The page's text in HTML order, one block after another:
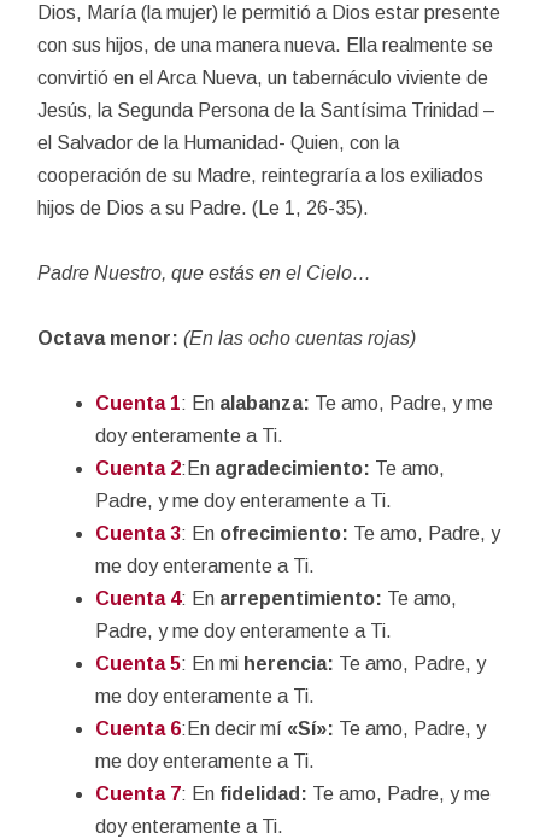
Dios, María (la mujer) le permitió a Dios estar presente
con sus hijos, de una manera nueva. Ella realmente se
convirtió en el Arca Nueva, un tabernáculo viviente de
Jesús, la Segunda Persona de la Santísima Trinidad –
el Salvador de la Humanidad- Quien, con la
cooperación de su Madre, reintegraría a los exiliados
hijos de Dios a su Padre. (Le 1, 26-35).
Padre Nuestro, que estás en el Cielo…
Octava menor: (En las ocho cuentas rojas)
Cuenta 1: En alabanza: Te amo, Padre, y me
doy enteramente a Ti.
Cuenta 2:En agradecimiento: Te amo,
Padre, y me doy enteramente a Ti.
Cuenta 3: En ofrecimiento: Te amo, Padre, y
me doy enteramente a Ti.
Cuenta 4: En arrepentimiento: Te amo,
Padre, y me doy enteramente a Ti.
Cuenta 5: En mi herencia: Te amo, Padre, y
me doy enteramente a Ti.
Cuenta 6:En decir mí «Sí»: Te amo, Padre, y
me doy enteramente a Ti.
Cuenta 7: En fidelidad: Te amo, Padre, y me
doy enteramente a Ti.